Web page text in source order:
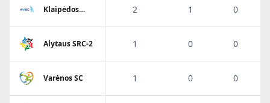
Klaipėdos
2 1 0
Alytaus SRC-2 1 0 0
Varėnos SC 1 0 0